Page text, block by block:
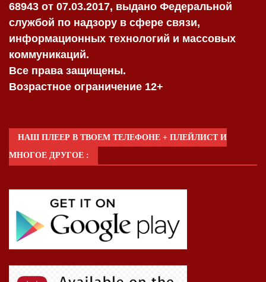
68943 от 07.03.2017, выдано Федеральной
службой по надзору в сфере связи,
информационных технологий и массовых
коммуникаций.
Все права защищены.
Возрастное ограничение 12+
НАШ ПЛЕЕР В ТВОЕМ ТЕЛЕФОНЕ + ПЛЕЙЛИСТ И
МНОГОЕ ДРУГОЕ :